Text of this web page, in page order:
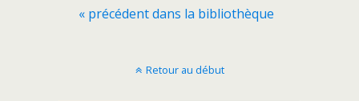
« précédent dans la bibliothèque
Retour au début